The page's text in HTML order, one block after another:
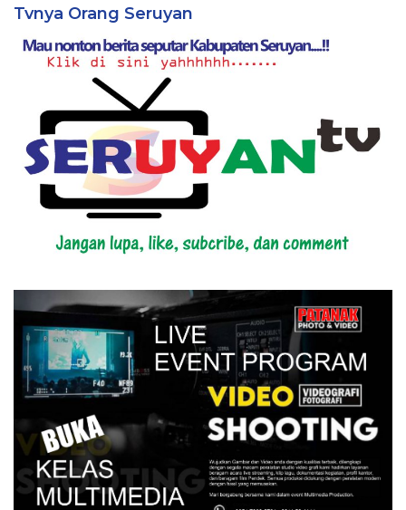
Tvnya Orang Seruyan